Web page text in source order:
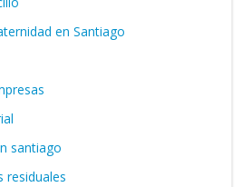
en Santiago
santiago
residuales